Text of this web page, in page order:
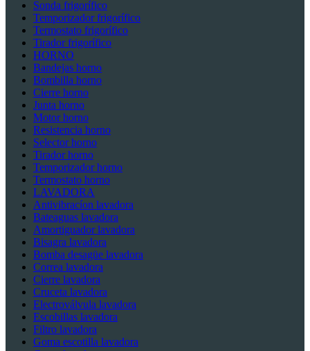
Sonda frigorífico
Temporizador frigorífico
Termostato frigorífico
Tirador frigorífico
HORNO
Bandejas horno
Bombilla horno
Cierre horno
Junta horno
Motor horno
Resistencia horno
Selector horno
Tirador horno
Temporizador horno
Termostato horno
LAVADORA
Antivibracíon lavadora
Bateaguas lavadora
Amortiguador lavadora
Bisagra lavadora
Bomba desagüe lavadora
Correa lavadora
Cierre lavadora
Cruceta lavadora
Electroválvula lavadora
Escobillas lavadora
Filtro lavadora
Goma escotilla lavadora